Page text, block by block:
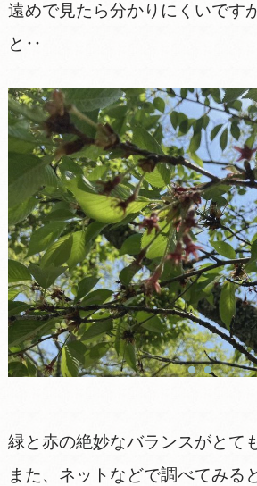
遠めで見たら分かりにくいです
と‥
緑と赤の絶妙なバランスがとて
また、ネットなどで調べてみる